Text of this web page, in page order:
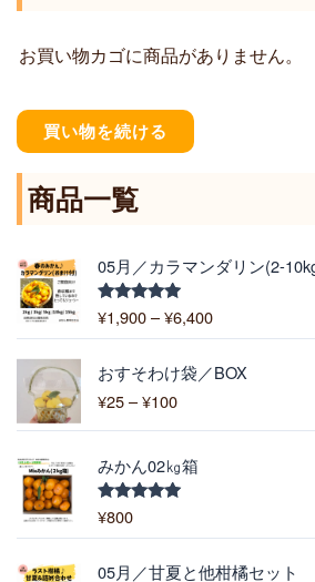
お買い物カゴに商品がありません。
買い物を続ける
商品一覧
05月／カラマンダリン(2-
5段階中
5.00
¥1,900 –¥6,400
価
格
:
1
6
おすそわけ袋／BOX
¥25 –¥100
価
格
帯
:
¥
2
5
1
みかん02㎏箱
5段階中
¥800
05月／甘夏と他柑橘セット
価